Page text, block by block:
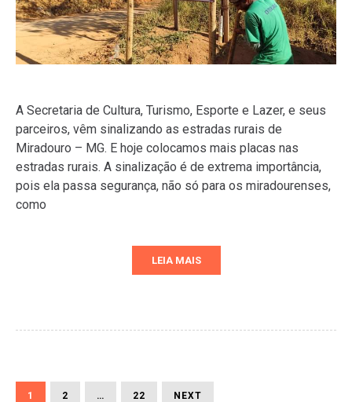
A Secretaria de Cultura, Turismo, Esporte e Lazer, e seus
parceiros, vêm sinalizando as estradas rurais de
Miradouro – MG. E hoje colocamos mais placas nas
estradas rurais. A sinalização é de extrema importância,
pois ela passa segurança, não só para os miradourenses,
como
LEIA MAIS
Paginação
1 2 … 22 NEXT